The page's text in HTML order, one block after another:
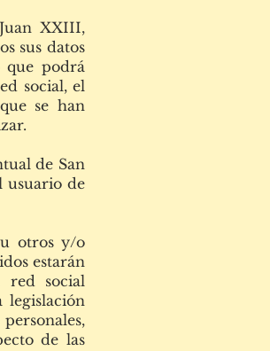
XXIII,
sus datos
que podrá
social, el
se han
de San
usuario de
otros y/o
estarán
red social
legislación
de las